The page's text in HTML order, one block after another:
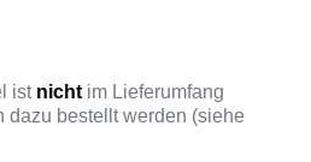
ist nicht im Lieferumfang
dazu bestellt werden (siehe